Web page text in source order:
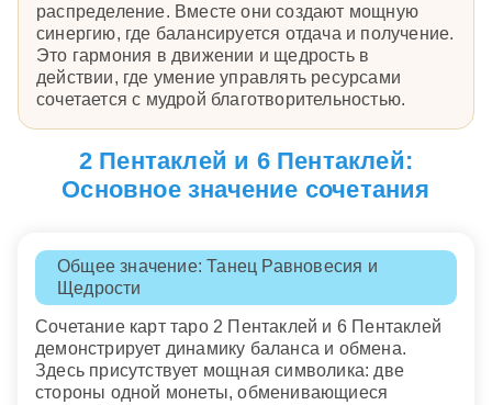
распределение. Вместе они создают мощную
синергию, где балансируется отдача и получение.
Это гармония в движении и щедрость в
действии, где умение управлять ресурсами
сочетается с мудрой благотворительностью.
2 Пентаклей и 6 Пентаклей:
Основное значение сочетания
Общее значение: Танец Равновесия и
Щедрости
Сочетание карт таро 2 Пентаклей и 6 Пентаклей
демонстрирует динамику баланса и обмена.
Здесь присутствует мощная символика: две
стороны одной монеты, обменивающиеся